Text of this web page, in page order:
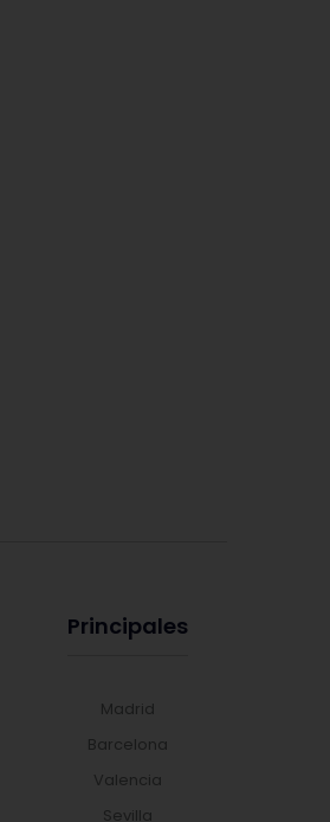
Principales
Madrid
Barcelona
Valencia
Sevilla